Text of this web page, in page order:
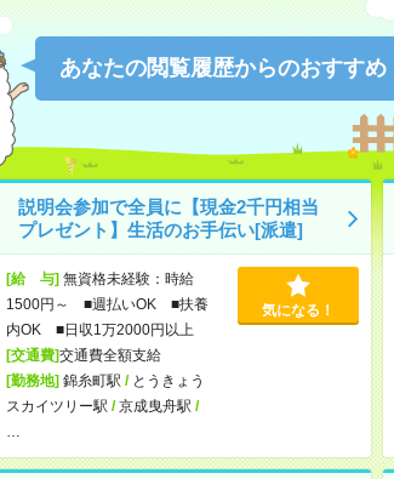
あなたの閲覧履歴からのおすすめ
説明会参加で全員に【現金2千円相当
プレゼント】生活のお手伝い[派遣]
[給 与]無資格未経験：時給
1500円～ ■週払いOK ■扶養
内OK ■日収1万2000円以上
[交通費]交通費全額支給
[勤務地]錦糸町駅 / とうきょう
スカイツリー駅 /京成曳舟駅 /
気になる！